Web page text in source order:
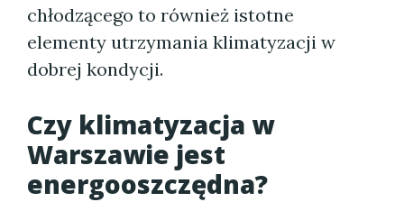
chłodzącego to również istotne
elementy utrzymania klimatyzacji w
dobrej kondycji.
Czy klimatyzacja w
Warszawie jest
energooszczędna?